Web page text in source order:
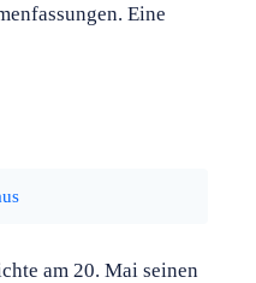
Eine
am 20. Mai seinen